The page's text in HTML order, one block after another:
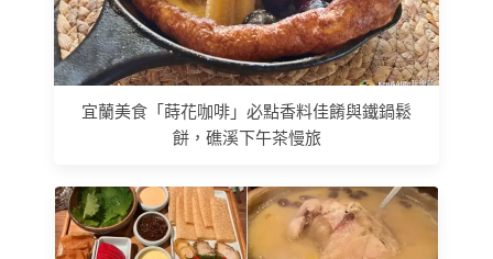
宜蘭美食「蒔花咖啡」必點香料佳餚與鐵鍋鬆
餅，礁溪下午茶慢旅